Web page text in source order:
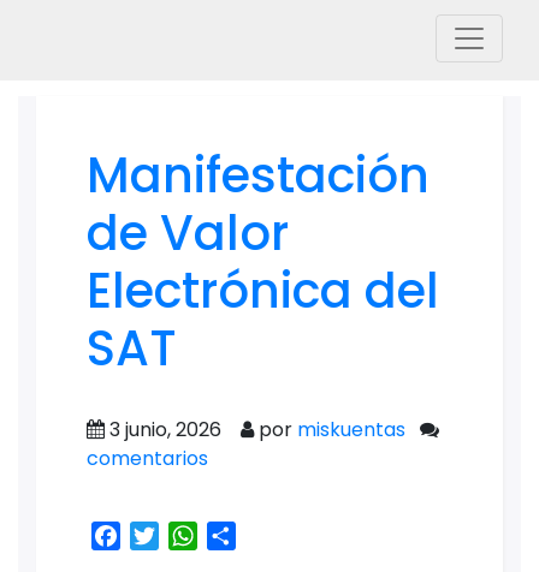
Manifestación
de Valor
Electrónica del
SAT
3 junio, 2026 por miskuentas
comentarios
Facebook
TwitterWhatsApp